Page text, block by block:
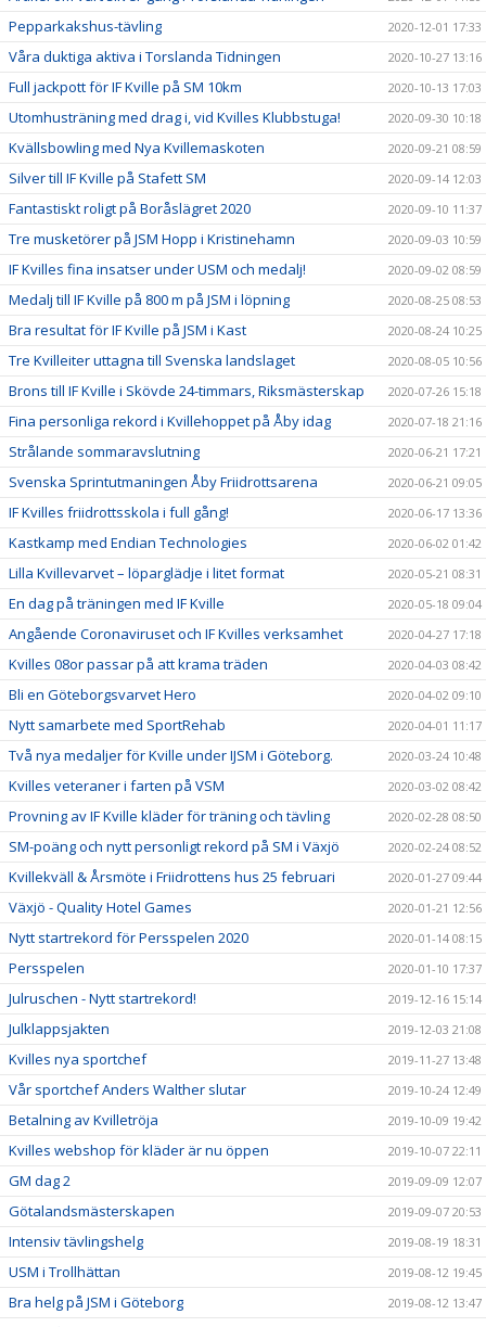
Pepparkakshus-tävling 2020-12-01 17:33
Våra duktiga aktiva i Torslanda Tidningen 2020-10-27 13:16
Full jackpott för IF Kville på SM 10km 2020-10-13 17:03
Utomhusträning med drag i, vid Kvilles Klubbstuga! 2020-09-30 10:18
Kvällsbowling med Nya Kvillemaskoten 2020-09-21 08:59
Silver till IF Kville på Stafett SM 2020-09-14 12:03
Fantastiskt roligt på Boråslägret 2020 2020-09-10 11:37
Tre musketörer på JSM Hopp i Kristinehamn 2020-09-03 10:59
IF Kvilles fina insatser under USM och medalj! 2020-09-02 08:59
Medalj till IF Kville på 800 m på JSM i löpning 2020-08-25 08:53
Bra resultat för IF Kville på JSM i Kast 2020-08-24 10:25
Tre Kvilleiter uttagna till Svenska landslaget 2020-08-05 10:56
Brons till IF Kville i Skövde 24-timmars, Riksmästerskap 2020-07-26 15:18
Fina personliga rekord i Kvillehoppet på Åby idag 2020-07-18 21:16
Strålande sommaravslutning 2020-06-21 17:21
Svenska Sprintutmaningen Åby Friidrottsarena 2020-06-21 09:05
IF Kvilles friidrottsskola i full gång! 2020-06-17 13:36
Kastkamp med Endian Technologies 2020-06-02 01:42
Lilla Kvillevarvet – löparglädje i litet format 2020-05-21 08:31
En dag på träningen med IF Kville 2020-05-18 09:04
Angående Coronaviruset och IF Kvilles verksamhet 2020-04-27 17:18
Kvilles 08or passar på att krama träden 2020-04-03 08:42
Bli en Göteborgsvarvet Hero 2020-04-02 09:10
Nytt samarbete med SportRehab 2020-04-01 11:17
Två nya medaljer för Kville under IJSM i Göteborg. 2020-03-24 10:48
Kvilles veteraner i farten på VSM 2020-03-02 08:42
Provning av IF Kville kläder för träning och tävling 2020-02-28 08:50
SM-poäng och nytt personligt rekord på SM i Växjö 2020-02-24 08:52
Kvillekväll & Årsmöte i Friidrottens hus 25 februari 2020-01-27 09:44
Växjö - Quality Hotel Games 2020-01-21 12:56
Nytt startrekord för Persspelen 2020 2020-01-14 08:15
Persspelen 2020-01-10 17:37
Julruschen - Nytt startrekord! 2019-12-16 15:14
Julklappsjakten 2019-12-03 21:08
Kvilles nya sportchef 2019-11-27 13:48
Vår sportchef Anders Walther slutar 2019-10-24 12:49
Betalning av Kvilletröja 2019-10-09 19:42
Kvilles webshop för kläder är nu öppen 2019-10-07 22:11
GM dag 2 2019-09-09 12:07
Götalandsmästerskapen 2019-09-07 20:53
Intensiv tävlingshelg 2019-08-19 18:31
USM i Trollhättan 2019-08-12 19:45
Bra helg på JSM i Göteborg 2019-08-12 13:47